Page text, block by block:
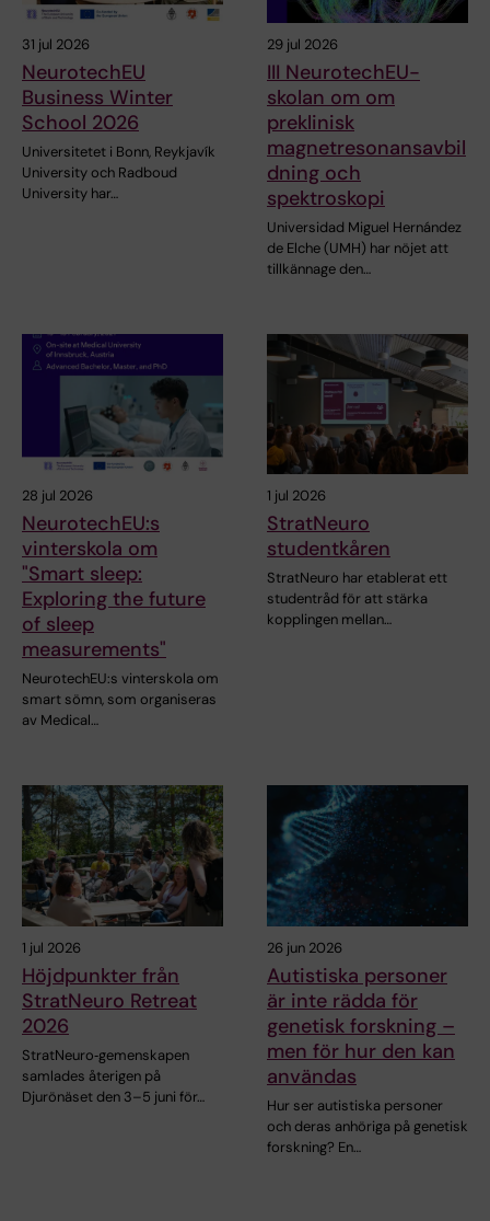
31 jul 2026
NeurotechEU
Business Winter
School 2026
Universitetet i Bonn, Reykjavík
University och Radboud
University har…
29 jul 2026
III NeurotechEU-
skolan om om
preklinisk
magnetresonansavbil
dning och
spektroskopi
Universidad Miguel Hernández
de Elche (UMH) har nöjet att
tillkännage den…
28 jul 2026
NeurotechEU:s
vinterskola om
"Smart sleep:
Exploring the future
of sleep
measurements"
NeurotechEU:s vinterskola om
smart sömn, som organiseras
av Medical…
1 jul 2026
StratNeuro
studentkåren
StratNeuro har etablerat ett
studentråd för att stärka
kopplingen mellan…
1 jul 2026
Höjdpunkter från
StratNeuro Retreat
2026
StratNeuro‑gemenskapen
samlades återigen på
Djurönäset den 3–5 juni för…
26 jun 2026
Autistiska personer
är inte rädda för
genetisk forskning –
men för hur den kan
användas
Hur ser autistiska personer
och deras anhöriga på genetisk
forskning? En…